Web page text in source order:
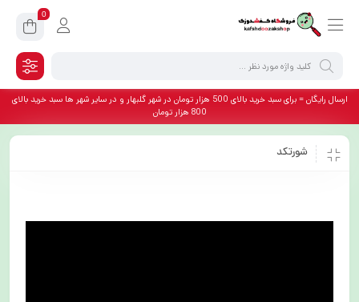
0
ارسال رایگان = برای سبد خرید بالای 500 هزار تومان در شهر گلبهار و در سایر شهر ها سبد خرید بالای
800 هزار تومان
شورتکد